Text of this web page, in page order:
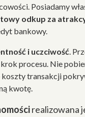
Posiadamy
odkup za
bankowy.
i uczciwość.
procesu. Nie
transakcji
kwotę.
realizowana